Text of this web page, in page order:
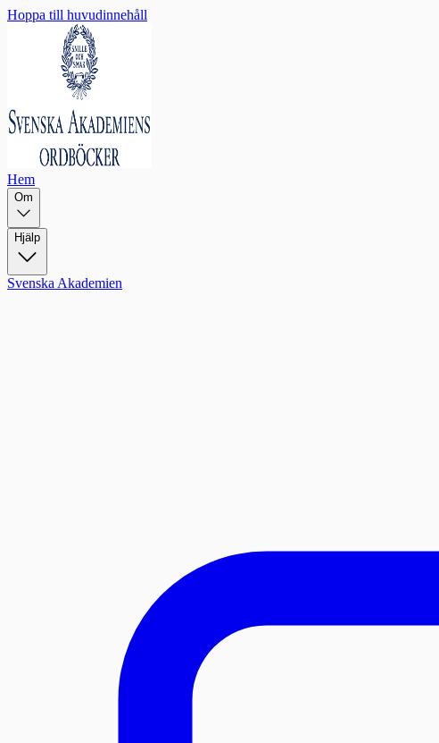
Hoppa till huvudinnehåll
Hem
Om
Hjälp
Svenska Akademien